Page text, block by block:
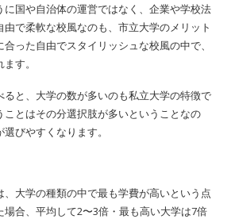
に国や自治体の運営ではなく、企業や学校法
由で柔軟な校風なのも、市立大学のメリット
った自由でスタイリッシュな校風の中で、
す。
ると、大学の数が多いのも私立大学の特徴で
とはその分選択肢が多いということなの
びやすくなります。
大学の種類の中で最も学費が高いという点
合、平均して2〜3倍・最も高い大学は7倍